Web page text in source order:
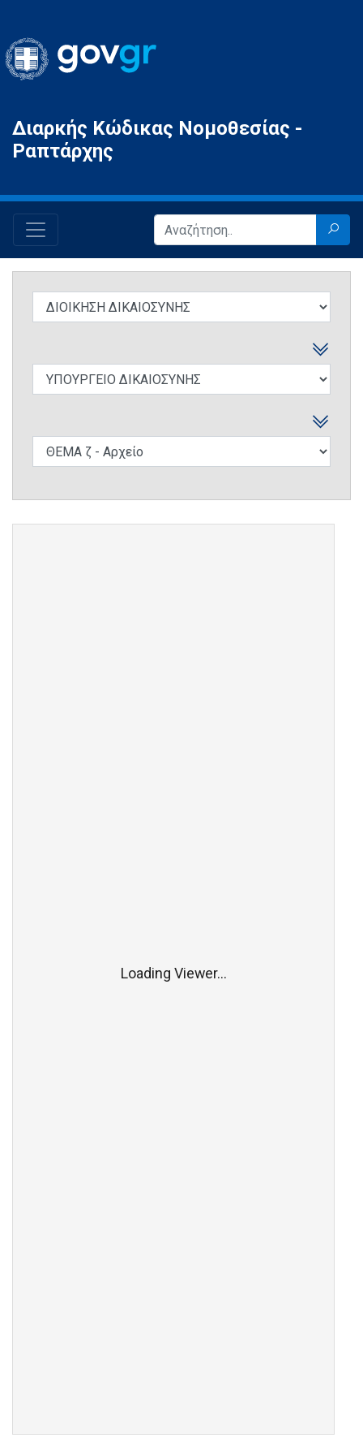
Gov.gr
Διαρκής Κώδικας Νομοθεσίας -
Ραπτάρχης
Loading Viewer...